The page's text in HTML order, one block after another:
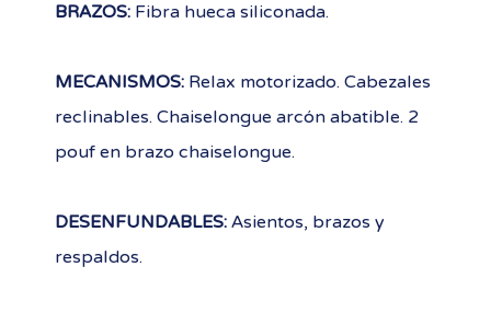
BRAZOS: Fibra hueca siliconada.
MECANISMOS: Relax motorizado. Cabezales
reclinables. Chaiselongue arcón abatible. 2
pouf en brazo chaiselongue.
DESENFUNDABLES: Asientos, brazos y
respaldos.